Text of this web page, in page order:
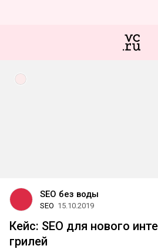
SEO без воды
SEO 15.10.2019
Кейс: SEO для нового
грилей